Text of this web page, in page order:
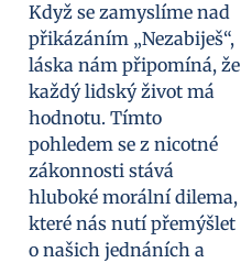
Když se zamyslíme nad
přikázáním „Nezabiješ“,
láska nám připomíná, že
každý lidský život má
hodnotu. Tímto
pohledem se z nicotné
zákonnosti stává
hluboké morální dilema,
které nás nutí přemýšlet
o našich jednáních a